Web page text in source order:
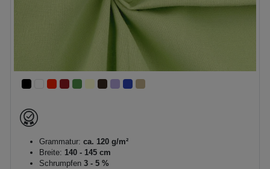
Grammatur: ca. 120 g/m²
Breite: 140 - 145 cm
Schrumpfen 3 - 5 %